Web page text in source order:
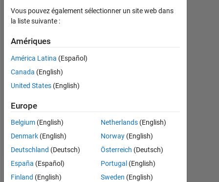
|
Actif
2022
Followers:
0
Vous pouvez également sélectionner un site web dans
la liste suivante :
Amériques
América Latina (Español)
Canada (English)
United States (English)
Europe
Belgium (English)
Denmark (English)
Deutschland (Deutsch)
España (Español)
Finland (English)
Netherlands(English)
Norway(English)
Österreich (Deutsch)
Portugal (English)
Sweden (English)